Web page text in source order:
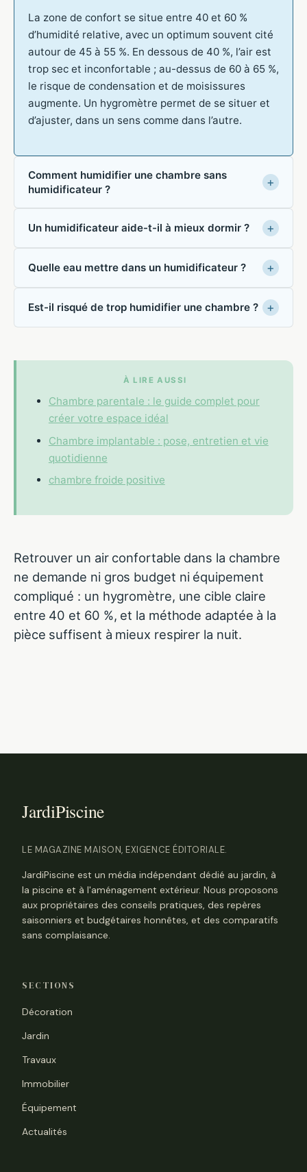
La zone de confort se situe entre 40 et 60 %
d’humidité relative, avec un optimum souvent cité
autour de 45 à 55 %. En dessous de 40 %, l’air est
trop sec et inconfortable ; au-dessus de 60 à 65 %,
le risque de condensation et de moisissures
augmente. Un hygromètre permet de se situer et
d’ajuster, dans un sens comme dans l’autre.
Comment humidifier une chambre sans
humidificateur ?
Un humidificateur aide-t-il à mieux dormir ?
Quelle eau mettre dans un humidificateur ?
Est-il risqué de trop humidifier une chambre ?
À LIRE AUSSI
Chambre parentale : le guide complet pour
créer votre espace idéal
Chambre implantable : pose, entretien et vie
quotidienne
chambre froide positive
Retrouver un air confortable dans la chambre
ne demande ni gros budget ni équipement
compliqué : un hygromètre, une cible claire
entre 40 et 60 %, et la méthode adaptée à la
pièce suffisent à mieux respirer la nuit.
LE MAGAZINE MAISON, EXIGENCE ÉDITORIALE.
JardiPiscine est un média indépendant dédié au jardin, à
la piscine et à l'aménagement extérieur. Nous proposons
aux propriétaires des conseils pratiques, des repères
saisonniers et budgétaires honnêtes, et des comparatifs
sans complaisance.
SECTIONS
Décoration
Jardin
Travaux
Immobilier
Équipement
Actualités